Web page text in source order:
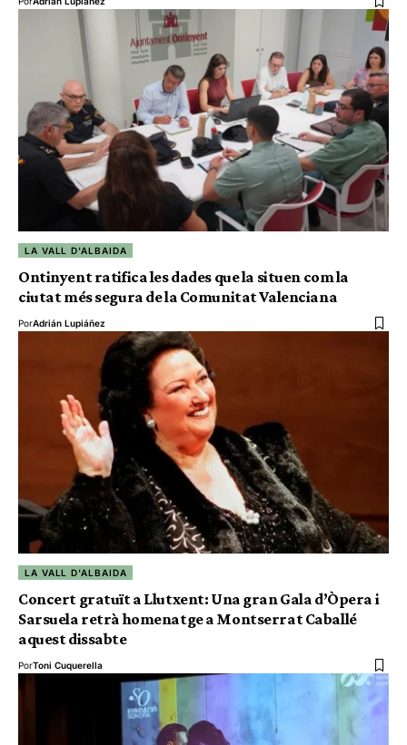
LA VALL D'ALBAIDA
Ontinyent ratifica les dades que la situen com la
ciutat més segura de la Comunitat Valenciana
PorAdrián Lupiáñez
LA VALL D'ALBAIDA
Concert gratuït a Llutxent: Una gran Gala d’Òpera i
Sarsuela retrà homenatge a Montserrat Caballé
aquest dissabte
PorToni Cuquerella